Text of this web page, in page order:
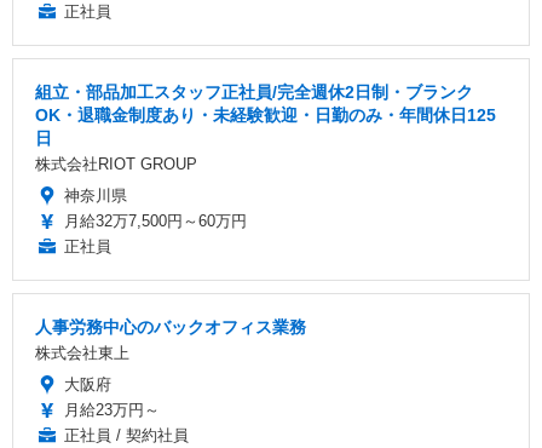
正社員
組立・部品加工スタッフ正社員/完全週休2日制・ブランク
OK・退職金制度あり・未経験歓迎・日勤のみ・年間休日125
日
株式会社RIOT GROUP
神奈川県
月給32万7,500円～60万円
正社員
人事労務中心のバックオフィス業務
株式会社東上
大阪府
月給23万円～
正社員 / 契約社員